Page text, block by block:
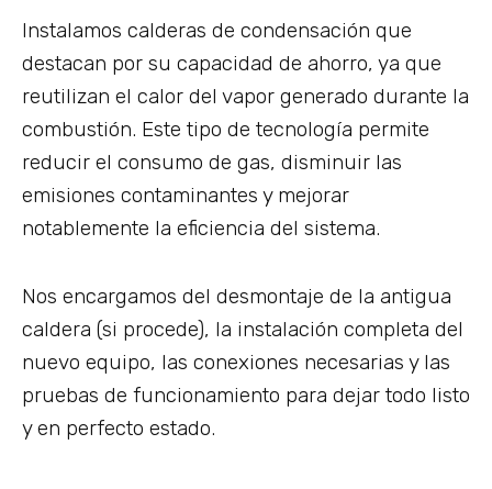
Instalamos calderas de condensación que
destacan por su capacidad de ahorro, ya que
reutilizan el calor del vapor generado durante la
combustión. Este tipo de tecnología permite
reducir el consumo de gas, disminuir las
emisiones contaminantes y mejorar
notablemente la eficiencia del sistema.
Nos encargamos del desmontaje de la antigua
caldera (si procede), la instalación completa del
nuevo equipo, las conexiones necesarias y las
pruebas de funcionamiento para dejar todo listo
y en perfecto estado.